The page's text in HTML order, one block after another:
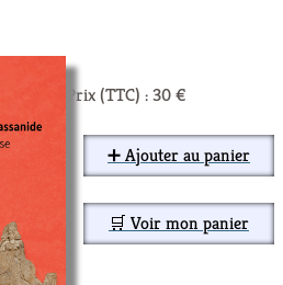
Prix (TTC) : 30 €
➕ Ajouter au panier
🛒 Voir mon panier